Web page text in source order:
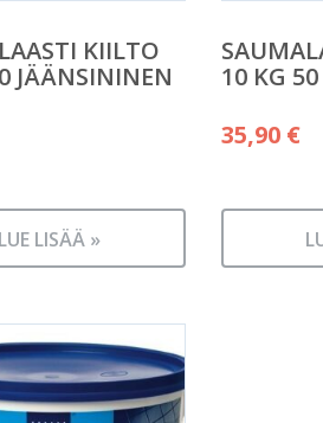
KIILTO
JÄÄNSININEN
LUE LISÄÄ »
10 KG
35,90 €